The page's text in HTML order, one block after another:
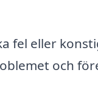
fel eller
och